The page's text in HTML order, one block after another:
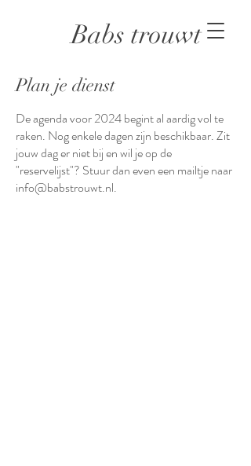
Babs trouwt
Plan je dienst
De agenda voor 2024 begint al aardig vol te
raken. Nog enkele dagen zijn beschikbaar. Zit
jouw dag er niet bij en wil je op de
"reservelijst"? Stuur dan even een mailtje naar
info@babstrouwt.nl.